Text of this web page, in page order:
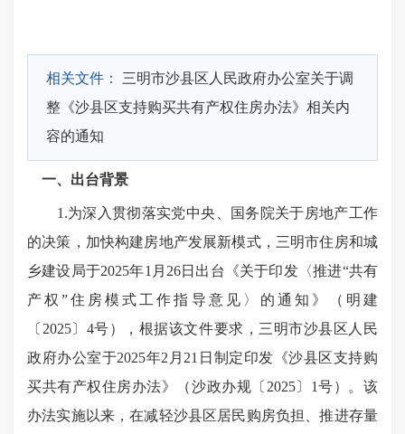
相关文件：
三明市沙县区人民政府办公室关于调
整《沙县区支持购买共有产权住房办法》相关内
容的通知
一、出台背景
1.为深入贯彻落实党中央、国务院关于房地产工作
的决策，加快构建房地产发展新模式，三明市住房和城
乡建设局于2025年1月26日出台《关于印发〈推进“共有
产权”住房模式工作指导意见〉的通知》（明建
〔2025〕4号），根据该文件要求，三明市沙县区人民
政府办公室于2025年2月21日制定印发《沙县区支持购
买共有产权住房办法》（沙政办规〔2025〕1号）。该
办法实施以来，在减轻沙县区居民购房负担、推进存量